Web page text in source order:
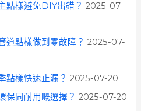
點樣避免DIY出錯？ 2025-07-
道點樣做到零故障？ 2025-07-
點樣快速止漏？ 2025-07-20
保同耐用嘅選擇？ 2025-07-20